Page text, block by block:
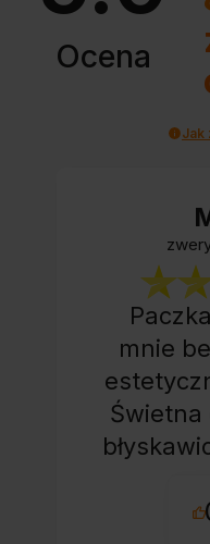
Ocena
Jak
mnie
Świetna
sklepu